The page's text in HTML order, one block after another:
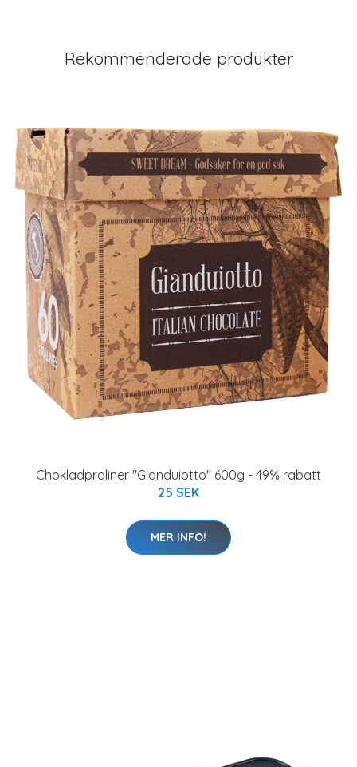
Rekommenderade produkter
Chokladpraliner "Gianduiotto" 600g - 49% rabatt
25 SEK
MER INFO!